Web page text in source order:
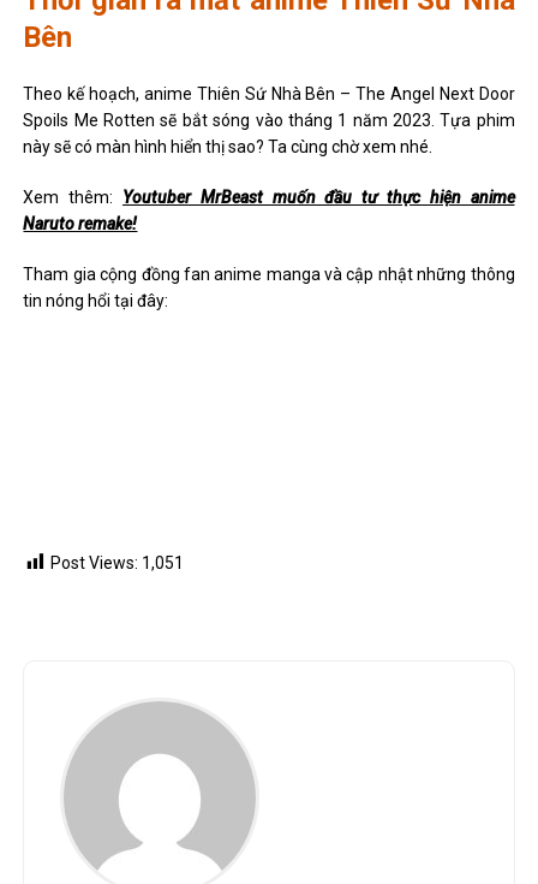
Bên
Theo kế hoạch, anime Thiên Sứ Nhà Bên – The Angel Next Door
Spoils Me Rotten sẽ bắt sóng vào tháng 1 năm 2023. Tựa phim
này sẽ có màn hình hiển thị sao? Ta cùng chờ xem nhé.
Xem thêm: Youtuber MrBeast muốn đầu tư thực hiện anime
Naruto remake!
Tham gia cộng đồng fan anime manga và cập nhật những thông
tin nóng hổi tại đây:
Post Views: 1,051